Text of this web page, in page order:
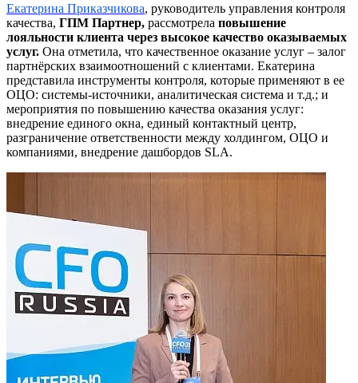
Екатерина Приказчикова, руководитель управления контроля
качества, ГПМ Партнер, рассмотрела повышение
лояльности клиента через высокое качество оказываемых
услуг. Она отметила, что качественное оказание услуг – залог
партнёрских взаимоотношений с клиентами. Екатерина
представила инструменты контроля, которые применяют в ее
ОЦО: системы-источники, аналитическая система и т.д.; и
мероприятия по повышению качества оказания услуг:
внедрение единого окна, единый контактный центр,
разграничение ответственности между холдингом, ОЦО и
компаниями, внедрение дашбордов SLA.